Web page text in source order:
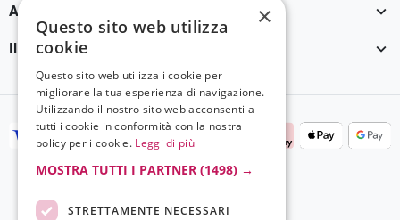
Assistenza Clienti 
Il tuo account 
×
Questo sito web utilizza
cookie
Questo sito web utilizza i cookie per
migliorare la tua esperienza di navigazione.
Utilizzando il nostro sito web acconsenti a
tutti i cookie in conformità con la nostra
policy per i cookie. Leggi di più
MOSTRA TUTTI I PARTNER (1498) →
STRETTAMENTE NECESSARI